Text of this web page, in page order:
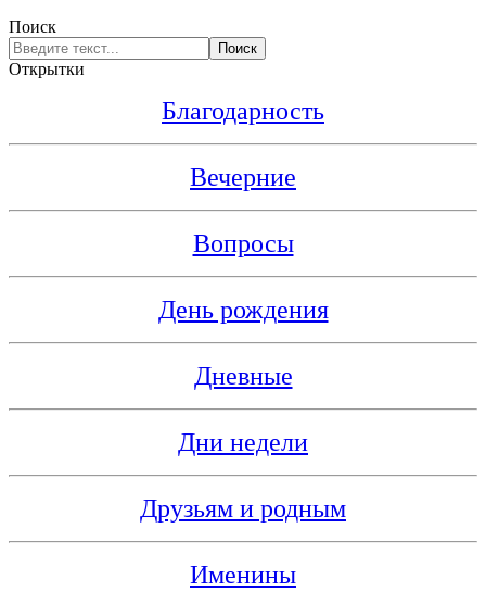
Поиск
Поиск
Открытки
Благодарность
Вечерние
Вопросы
День рождения
Дневные
Дни недели
Друзьям и родным
Именины